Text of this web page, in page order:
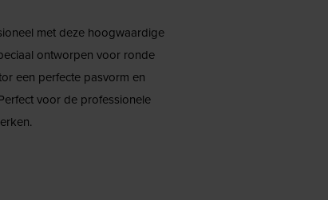
met deze hoogwaardige
ontworpen voor ronde
een perfecte pasvorm en
voor de professionele